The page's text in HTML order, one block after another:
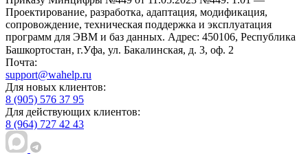
Проектирование, разработка, адаптация, модификация,
сопровождение, техническая поддержка и эксплуатация
программ для ЭВМ и баз данных. Адрес: 450106, Республика
Башкортостан, г.Уфа, ул. Бакалинская, д. 3, oф. 2
Почта:
support@wahelp.ru
Для новых клиентов:
8 (905) 576 37 95
Для действующих клиентов:
8 (964) 727 42 43